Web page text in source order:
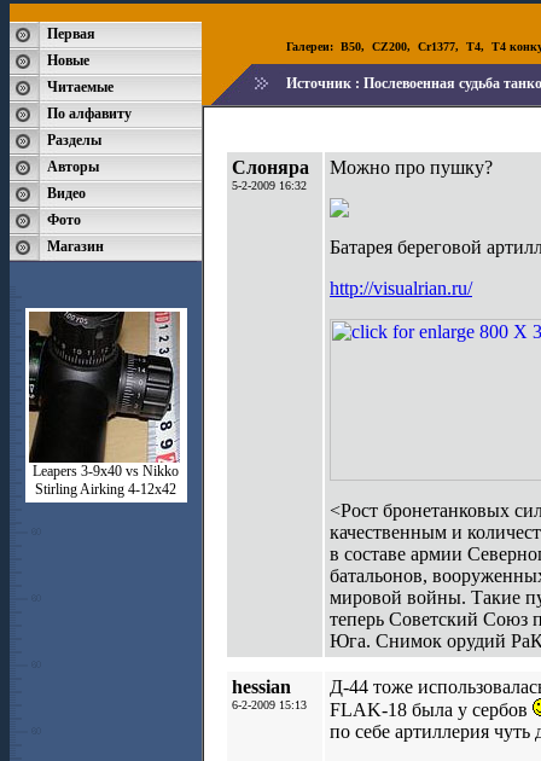
Первая
Новые
Читаемые
По алфавиту
Разделы
Авторы
Видео
Фото
Магазин
Leapers 3-9x40 vs Nikko
Stirling Airking 4-12x42
Галереи: B50, CZ200, Cr1377, T4, T4
Источник : Послевоенная судьба
Слоняра
5-2-2009 16:32
Можно про пушку?
Батарея береговой
http://visualrian.ru/
<Рост бронетанковых
качественным и
в составе армии
батальонов,
мировой войны. Такие
теперь Советский Союз
Юга. Снимок орудий
hessian
6-2-2009 15:13
Д-44 тоже
FLAK-18 была у сербов
по себе артиллерия чуть